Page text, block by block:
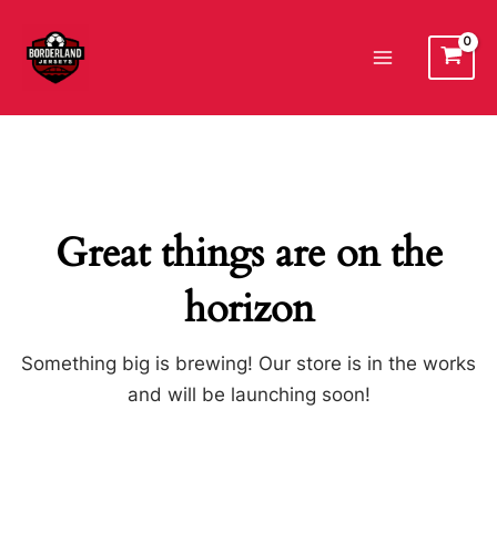
contenido
Great things are on the
horizon
Something big is brewing! Our store is in the works
and will be launching soon!